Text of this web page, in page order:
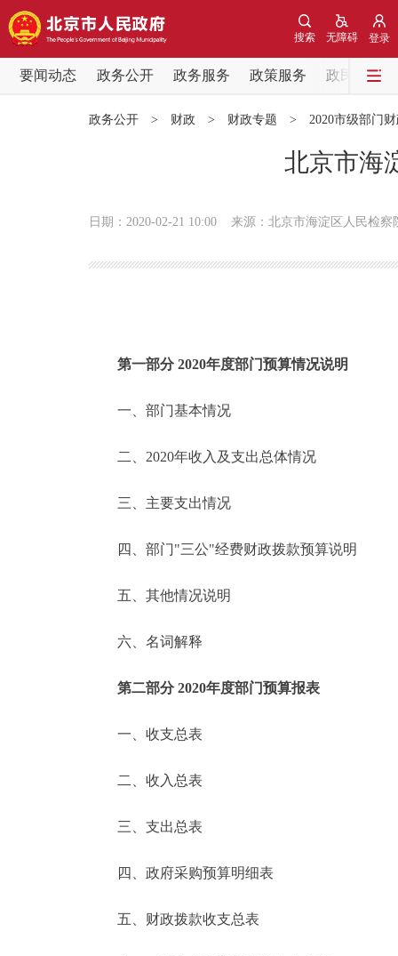
登录
无障碍
搜索
要闻动态 政务公开 政务服务 政策服务
政民互动
便民服务
中介服务
政民互动
12345网上接诉即办
参与调查
走进北京
北京概况
绿色北京
政务公开 > 财政 > 财政专题 > 2020市级部门
北京市海
日期：2020-02-21 10:00 来源：北京市海淀区人民检察
第一部分 2020年度部门预算情况说明
一、部门基本情况
二、2020年收入及支出总体情况
三、主要支出情况
四、部门"三公"经费财政拨款预算说明
五、其他情况说明
六、名词解释
第二部分 2020年度部门预算报表
一、收支总表
二、收入总表
三、支出总表
四、政府采购预算明细表
五、财政拨款收支总表